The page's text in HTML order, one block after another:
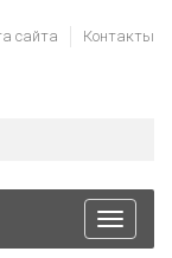
сайта Контакты
Toggle